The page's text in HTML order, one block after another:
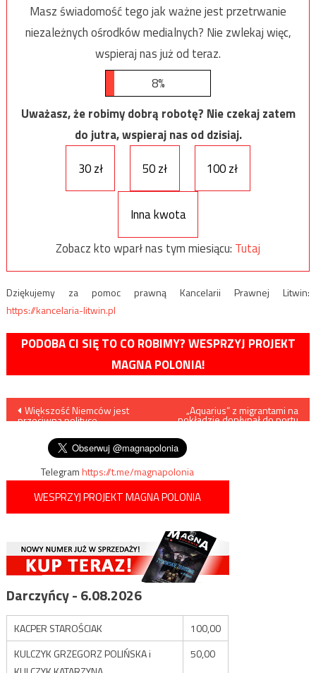
Masz świadomość tego jak ważne jest przetrwanie
niezależnych ośrodków medialnych? Nie zwlekaj więc,
wspieraj nas już od teraz.
8%
Uważasz, że robimy dobrą robotę? Nie czekaj zatem
do jutra, wspieraj nas od dzisiaj.
30 zł
50 zł 100 zł
Inna kwota
Zobacz kto wparł nas tym miesiącu: Tutaj
Dziękujemy za pomoc prawną Kancelarii Prawnej Litwin:
https://kancelaria-litwin.pl
PODOBA CI SIĘ TO CO ROBIMY? WESPRZYJ PROJEKT
MAGNA POLONIA!
Nawigacja
wpisu
Większość Niemców jest
przeciwna polityce
„Aquarius” z migrantami na
pokładzie dopłynął do portu
Telegramhttps://t.me/magnapolonia
WESPRZYJ PROJEKT MAGNA POLONIA
Darczyńcy - 6.08.2026
KACPER STAROŚCIAK
100,00
KULCZYK GRZEGORZ POLIŃSKA i
50,00